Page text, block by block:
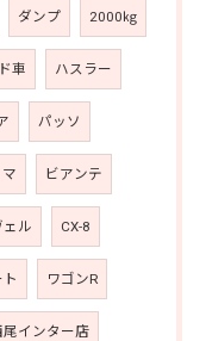
ダンプ 2000㎏
車 ハスラー
パッソ
ビアンテ
ェル CX-8
ト ワゴンR
インター店